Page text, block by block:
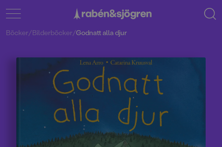
Böcker/Bilderböcker/Godnatt alla djur